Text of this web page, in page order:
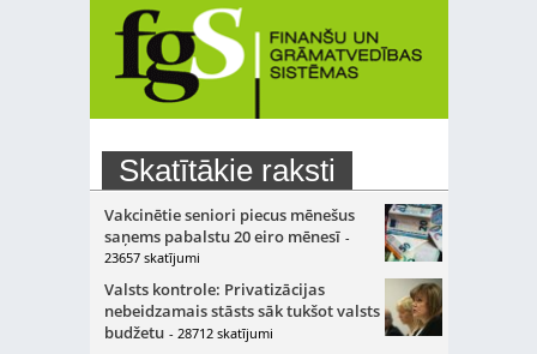
Skatītākie raksti
Vakcinētie seniori piecus mēnešus
saņems pabalstu 20 eiro mēnesī -
23657 skatījumi
Valsts kontrole: Privatizācijas
nebeidzamais stāsts sāk tukšot valsts
budžetu - 28712 skatījumi